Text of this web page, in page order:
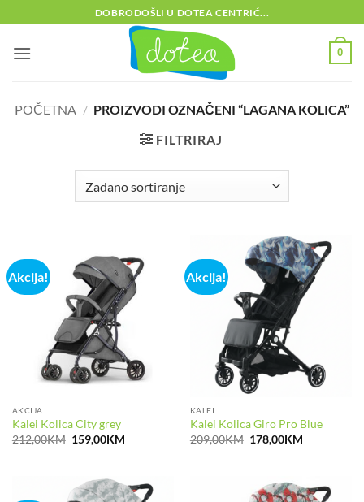
to
content
DOBRODOŠLI U DOTEA CENTRIĆ...
0
POČETNA / PROIZVODI OZNAČENI “LAGANA KOLICA”
FILTRIRAJ
Akcija!
AKCIJA
Kalei Kolica City grey
212,00KM Izvorna
cijena
212,00KM.
159,00KMTrenutna
Akcija!
KALEI
Kalei Kolica Giro Pro Blue
209,00KM Izvorna
cijena
209,00KM.
178,00KMTrenutna